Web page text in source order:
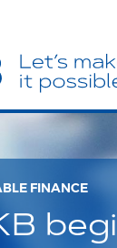
FINANCE